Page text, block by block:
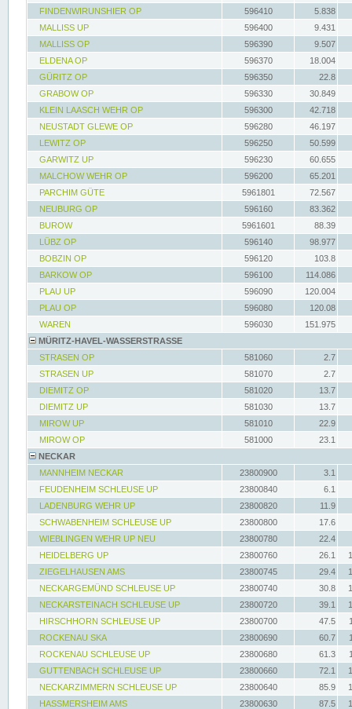
FINDENWIRUNSHIER OP
596410
5.838
MALLISS UP
596400
9.431
MALLISS OP
596390
9.507
ELDENA OP
596370
18.004
GÜRITZ OP
596350
22.8
GRABOW OP
596330
30.849
KLEIN LAASCH WEHR OP
596300
42.718
NEUSTADT GLEWE OP
596280
46.197
LEWITZ OP
596250
50.599
GARWITZ UP
596230
60.655
MALCHOW WEHR OP
596200
65.201
PARCHIM GÜTE
5961801
72.567
NEUBURG OP
596160
83.362
BUROW
5961601
88.39
LÜBZ OP
596140
98.977
BOBZIN OP
596120
103.8
BARKOW OP
596100
114.086
PLAU UP
596090
120.004
PLAU OP
596080
120.08
WAREN
596030
151.975
MÜRITZ-HAVEL-WASSERSTRASSE
STRASEN OP
581060
2.7
STRASEN UP
581070
2.7
DIEMITZ OP
581020
13.7
DIEMITZ UP
581030
13.7
MIROW UP
581010
22.9
MIROW OP
581000
23.1
NECKAR
MANNHEIM NECKAR
23800900
3.1
FEUDENHEIM SCHLEUSE UP
23800840
6.1
LADENBURG WEHR UP
23800820
11.9
SCHWABENHEIM SCHLEUSE UP
23800800
17.6
WIEBLINGEN WEHR UP NEU
23800780
22.4
HEIDELBERG UP
23800760 26.1
ZIEGELHAUSEN AMS
23800745 29.4
NECKARGEMÜND SCHLEUSE UP
23800740 30.8
NECKARSTEINACH SCHLEUSE UP
23800720 39.1
HIRSCHHORN SCHLEUSE UP
23800700 47.5
ROCKENAU SKA
23800690 60.7
ROCKENAU SCHLEUSE UP
23800680 61.3
GUTTENBACH SCHLEUSE UP
23800660 72.1
NECKARZIMMERN SCHLEUSE UP
23800640 85.9
HASSMERSHEIM AMS
23800630 87.5